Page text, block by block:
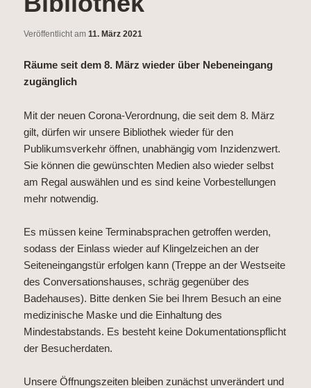
Veröffentlicht am11. März 2021
Räume seit dem 8. März wieder über Nebeneingang
zugänglich
Mit der neuen Corona-Verordnung, die seit dem 8. März
gilt, dürfen wir unsere Bibliothek wieder für den
Publikumsverkehr öffnen, unabhängig vom Inzidenzwert.
Sie können die gewünschten Medien also wieder selbst
am Regal auswählen und es sind keine Vorbestellungen
mehr notwendig.
Es müssen keine Terminabsprachen getroffen werden,
sodass der Einlass wieder auf Klingelzeichen an der
Seiteneingangstür erfolgen kann (Treppe an der Westseite
des Conversationshauses, schräg gegenüber des
Badehauses). Bitte denken Sie bei Ihrem Besuch an eine
medizinische Maske und die Einhaltung des
Mindestabstands. Es besteht keine Dokumentationspflicht
der Besucherdaten.
Unsere Öffnungszeiten bleiben zunächst unverändert und